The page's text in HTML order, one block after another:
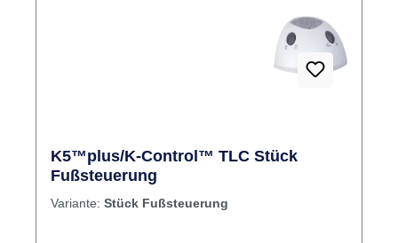
K5™plus/K-Control™ TLC Stück
Fußsteuerung
Variante: Stück Fußsteuerung